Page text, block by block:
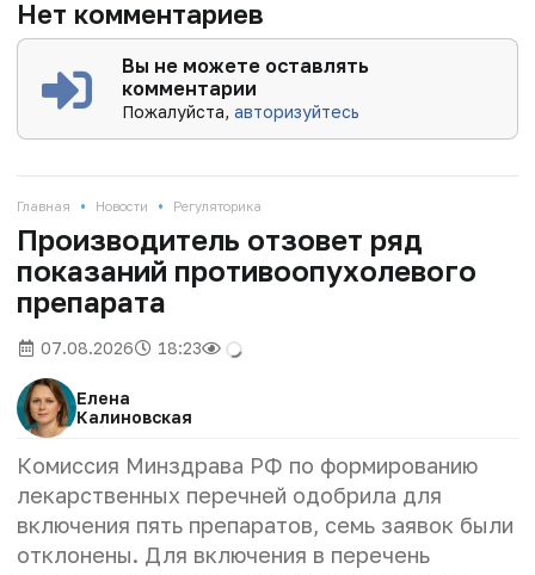
Нет комментариев
Вы не можете оставлять
комментарии
Пожалуйста,авторизуйтесь
Главная • Новости • Регуляторика
Производитель отзовет ряд
показаний противоопухолевого
препарата
07.08.2026 18:23
Елена
Калиновская
Комиссия Минздрава РФ по формированию
лекарственных перечней одобрила для
включения пять препаратов, семь заявок были
отклонены. Для включения в перечень